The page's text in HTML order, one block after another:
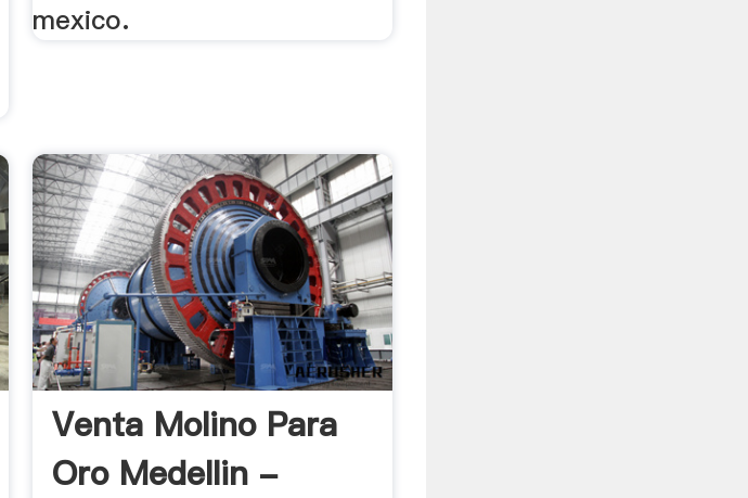
mexico.
Venta Molino Para
Oro Medellin -